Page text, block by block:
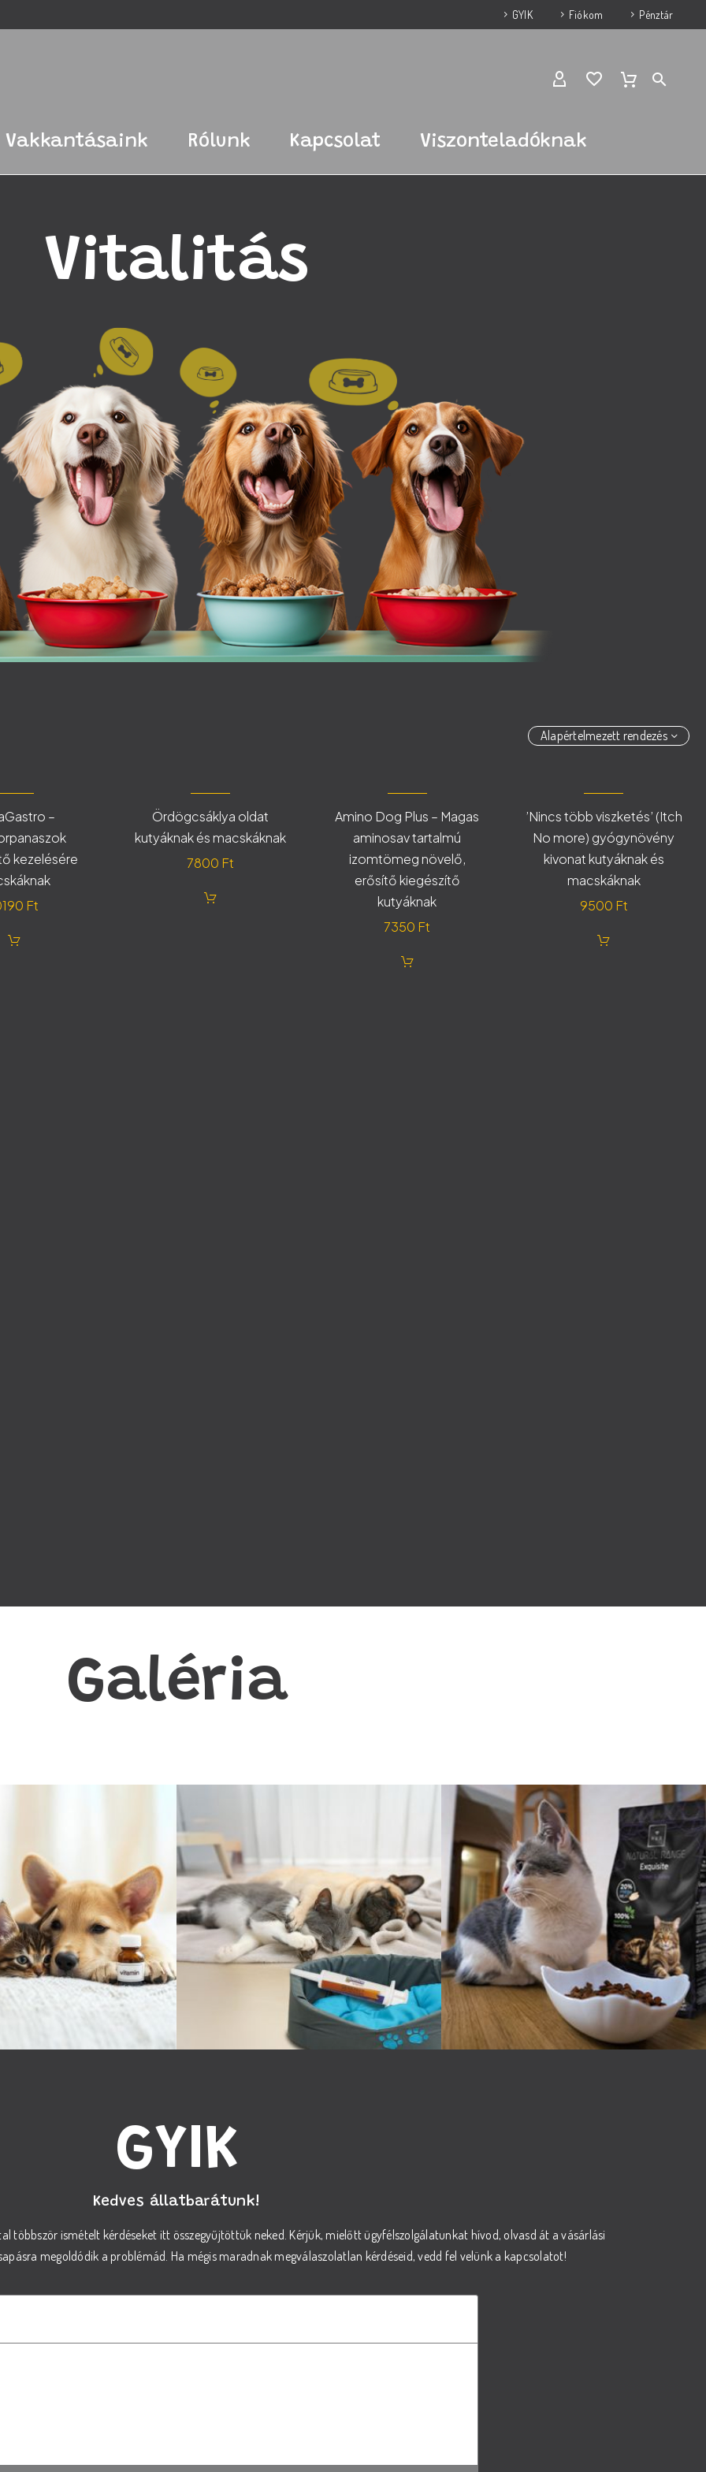
GYIK Fiókom Pénztár
Vakkantásaink Rólunk Kapcsolat Viszonteladóknak
Vitalitás
Alapértelmezett rendezés
–
kezelésére
Ft
Ördögcsáklya oldat
kutyáknak és macskáknak
7800 Ft
Amino Dog Plus – Magas
aminosav tartalmú
izomtömeg növelő,
erősítő kiegészítő
kutyáknak
7350 Ft
’Nincs több viszketés’ (Itch
No more) gyógynövény
kivonat kutyáknak és
macskáknak
9500 Ft
Galéria
GYIK
Kedves állatbarátunk!
többször ismételt kérdéseket itt összegyűjtöttük neked. Kérjük, mielőtt ügyfélszolgálatunkat hívod, olvasd át a vásárlási
megoldódik a problémád. Ha mégis maradnak megválaszolatlan kérdéseid, vedd fel velünk a kapcsolatot!